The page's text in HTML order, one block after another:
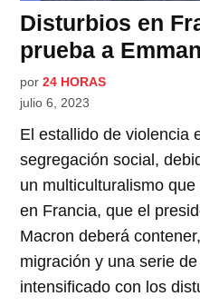
Disturbios en
prueba a
por 24 HORAS
julio 6, 2023
El estallido de violencia
segregación social,
un multiculturalismo
en Francia, que el
Macron deberá
migración y una serie
intensificado con los